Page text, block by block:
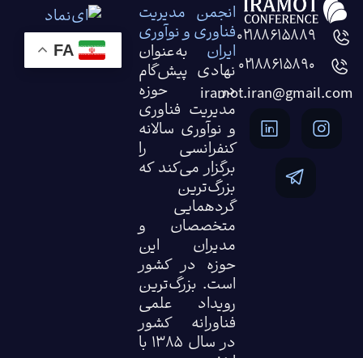
۰۲۱۸۸۶۱۵۸۸۹
۰۲۱۸۸۶۱۵۸۹۰
iramot.iran@gmail.com
انجمن مدیریت
فناوری و نوآوری
ایران به‌عنوان
نهادی پیش‌گام
در حوزه
مدیریت فناوری
و نوآوری سالانه
کنفرانسی را
برگزار می‌کند که
بزرگ‌ترین
گردهمایی
متخصصان و
مدیران این
حوزه در کشور
است. بزرگ‌ترین
رویداد علمی
فناورانه کشور
در سال ۱۳۸۵ با
FA